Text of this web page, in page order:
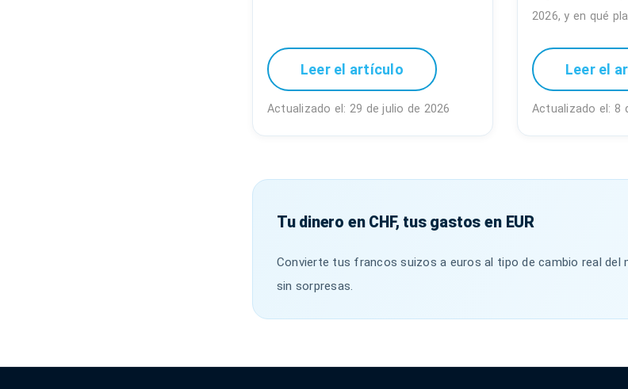
Leer el artículo
Actualizado el: 29 de julio de 2026
2026, y en qué
Leer el
Actualizado el: 8
Tu dinero en CHF, tus gastos en EUR
Convierte tus francos suizos a euros al tipo de cambio real del
sin sorpresas.